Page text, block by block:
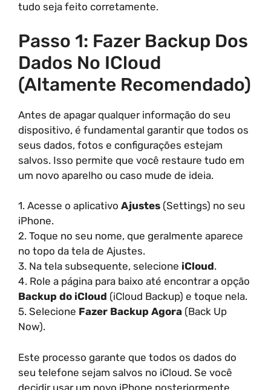
tudo seja feito corretamente.
Passo 1: Fazer Backup Dos
Dados No ICloud
(Altamente Recomendado)
Antes de apagar qualquer informação do seu
dispositivo, é fundamental garantir que todos os
seus dados, fotos e configurações estejam
salvos. Isso permite que você restaure tudo em
um novo aparelho ou caso mude de ideia.
1. Acesse o aplicativo Ajustes (Settings) no seu
iPhone.
2. Toque no seu nome, que geralmente aparece
no topo da tela de Ajustes.
3. Na tela subsequente, selecione iCloud.
4. Role a página para baixo até encontrar a opção
Backup do iCloud (iCloud Backup) e toque nela.
5. Selecione Fazer Backup Agora (Back Up
Now).
Este processo garante que todos os dados do
seu telefone sejam salvos no iCloud. Se você
decidir usar um novo iPhone posteriormente,